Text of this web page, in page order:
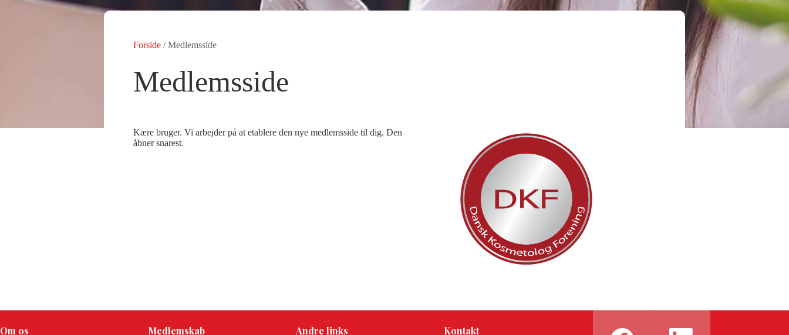
Forside /Medlemsside
Medlemsside
Kære bruger. Vi arbejder på at etablere den nye medlemsside til dig. Den
åbner snarest.
Om os Medlemskab Andre links Kontakt